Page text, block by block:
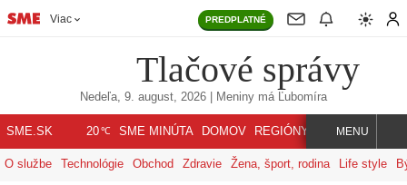
Viac PREDPLATNÉ
Tlačové správy
Nedeľa, 9. august, 2026 | Meniny má Ľubomíra
SME.SK 20℃ SME MINÚTA DOMOV REGIÓNY INDEX SVET
MENU
O službe Technológie Obchod Zdravie Žena, šport, rodina Life style